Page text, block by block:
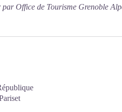
Office de Tourisme Grenoble